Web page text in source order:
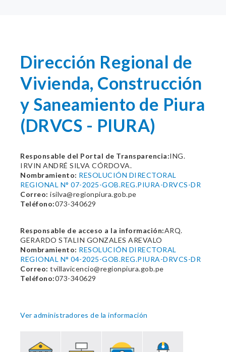
Dirección Regional de
Vivienda, Construcción
y Saneamiento de Piura
(DRVCS - PIURA)
Responsable del Portal de Transparencia:ING.
IRVIN ANDRÉ SILVA CÓRDOVA.
Nombramiento: RESOLUCIÓN DIRECTORAL
REGIONAL N° 07-2025-GOB.REG.PIURA-DRVCS-DR
Correo: isilva@regionpiura.gob.pe
Teléfono:073-340629
Responsable de acceso a la información:ARQ.
GERARDO STALIN GONZALES AREVALO
Nombramiento: RESOLUCIÓN DIRECTORAL
REGIONAL N° 04-2025-GOB.REG.PIURA-DRVCS-DR
Correo: tvillavicencio@regionpiura.gob.pe
Teléfono:073-340629
Ver administradores de la información